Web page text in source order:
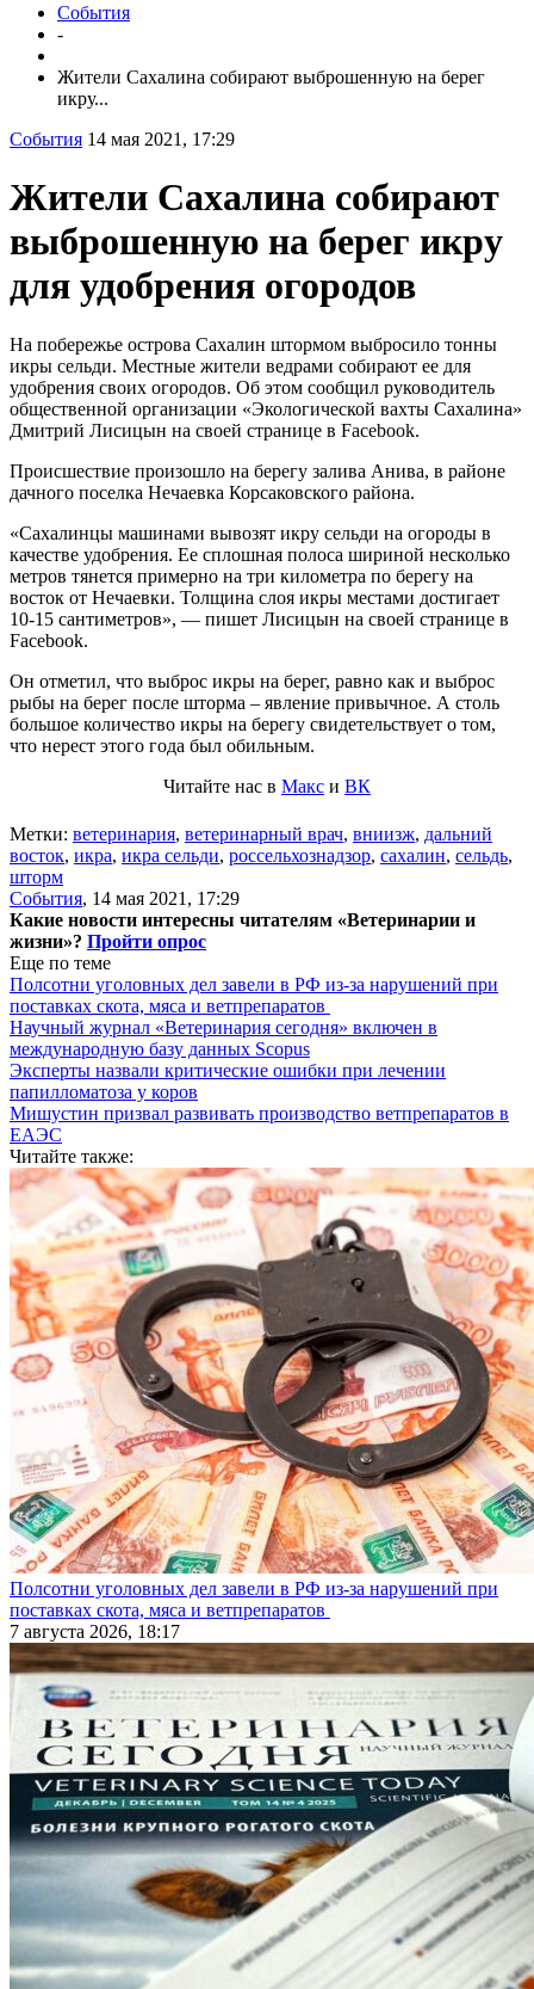
События
-
Жители Сахалина собирают выброшенную на берег
икру...
События 14 мая 2021, 17:29
Жители Сахалина собирают
выброшенную на берег икру
для удобрения огородов
На побережье острова Сахалин штормом выбросило тонны
икры сельди. Местные жители ведрами собирают ее для
удобрения своих огородов. Об этом сообщил руководитель
общественной организации «Экологической вахты Сахалина»
Дмитрий Лисицын на своей странице в Facebook.
Происшествие произошло на берегу залива Анива, в районе
дачного поселка Нечаевка Корсаковского района.
«Сахалинцы машинами вывозят икру сельди на огороды в
качестве удобрения. Ее сплошная полоса шириной несколько
метров тянется примерно на три километра по берегу на
восток от Нечаевки. Толщина слоя икры местами достигает
10-15 сантиметров», — пишет Лисицын на своей странице в
Facebook.
Он отметил, что выброс икры на берег, равно как и выброс
рыбы на берег после шторма – явление привычное. А столь
большое количество икры на берегу свидетельствует о том,
что нерест этого года был обильным.
Читайте нас в Макс и ВК
Метки: ветеринария, ветеринарный врач, вниизж, дальний
восток, икра, икра сельди, россельхознадзор, сахалин, сельдь,
шторм
События, 14 мая 2021, 17:29
Какие новости интересны читателям «Ветеринарии и
жизни»? Пройти опрос
Еще по теме
Полсотни уголовных дел завели в РФ из-за нарушений при
поставках скота, мяса и ветпрепаратов
Научный журнал «Ветеринария сегодня» включен в
международную базу данных Scopus
Эксперты назвали критические ошибки при лечении
папилломатоза у коров
Мишустин призвал развивать производство ветпрепаратов в
ЕАЭС
Читайте также:
Полсотни уголовных дел завели в РФ из-за нарушений при
поставках скота, мяса и ветпрепаратов
7 августа 2026, 18:17